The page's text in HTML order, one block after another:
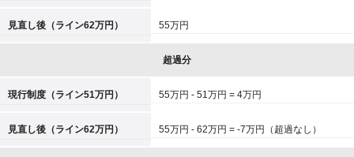
見直し後（ライン62万円） 55万円
超過分
現行制度（ライン51万円） 55万円 - 51万円 = 4万円
見直し後（ライン62万円） 55万円 - 62万円 = -7万円（超過なし）